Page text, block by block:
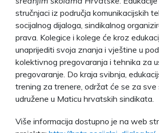
stručnjaci iz područja komunikacijskih
socijalnog dijaloga, sindikalnog
prava. Kolegice i kolege će kroz
unaprijediti svoja znanja i vještine u
kolektivnog pregovaranja i tehnika za
pregovaranje. Do kraja svibnja,
trening za trenere, održat će se za sve
udružene u Maticu hrvatskih sindikata.
Više informacija dostupno je na web